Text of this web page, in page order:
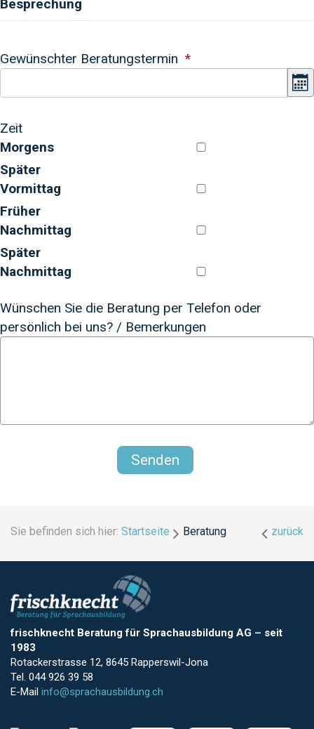
Besprechung
Gewünschter Beratungstermin
Zeit
Morgens
Später
Vormittag
Früher
Nachmittag
Später
Nachmittag
Wünschen Sie die Beratung per Telefon oder
persönlich bei uns? / Bemerkungen
Sie befinden sich hier: Startseite Beratung zurück
frischknecht Beratung für Sprachausbildung AG – seit
1983
Rotackerstrasse 12, 8645 Rapperswil-Jona
Tel. 044 926 39 58
E-Mail info@sprachausbildung.ch